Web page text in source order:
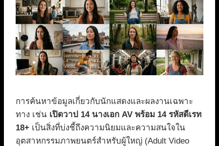
การค้นหาข้อมูลเกี่ยวกับนักแสดงและผลงานเฉพาะ
ทาง เช่น เปิดวาป 14 นางเอก AV พร้อม 14 รหัสดีเรท
18+ เป็นสิ่งที่บ่งชี้ถึงความนิยมและความสนใจใน
อุตสาหกรรมภาพยนตร์สำหรับผู้ใหญ่ (Adult Video